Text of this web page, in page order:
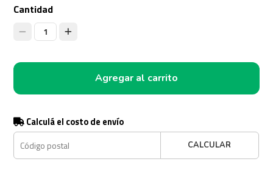
Cantidad
1
Agregar al carrito
Calculá el costo de envío
CALCULAR